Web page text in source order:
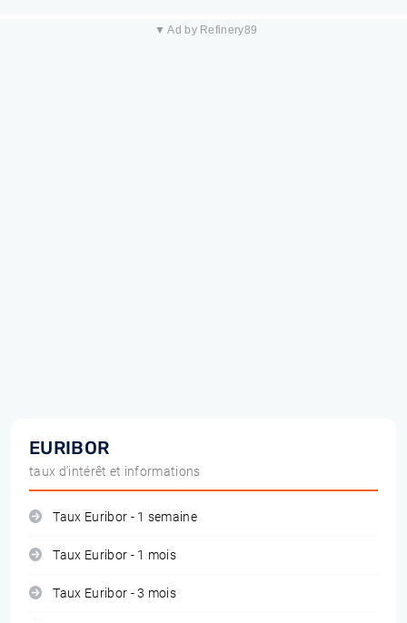
▼ Ad by Refinery89
EURIBOR
taux d'intérêt et informations
Taux Euribor - 1 semaine
Taux Euribor - 1 mois
Taux Euribor - 3 mois